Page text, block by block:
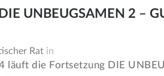
UNBEUGSAMEN 2 –
Rat in
läuft die Fortsetzung DIE